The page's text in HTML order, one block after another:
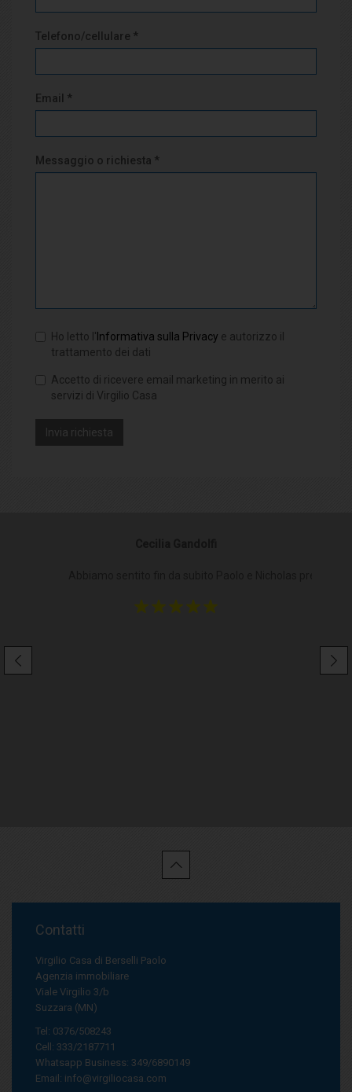
Telefono/cellulare *
Email *
Messaggio o richiesta *
Ho letto l' Informativa sulla Privacy e autorizzo il
trattamento dei dati
Accetto di ricevere email marketing in merito ai
servizi di Virgilio Casa
Contatti
Virgilio Casa di Berselli Paolo
Agenzia immobiliare
Viale Virgilio 3/b
Suzzara (MN)
Tel: 0376/508243
Cell: 333/2187711
Whatsapp Business: 349/6890149
Email: info@virgiliocasa.com